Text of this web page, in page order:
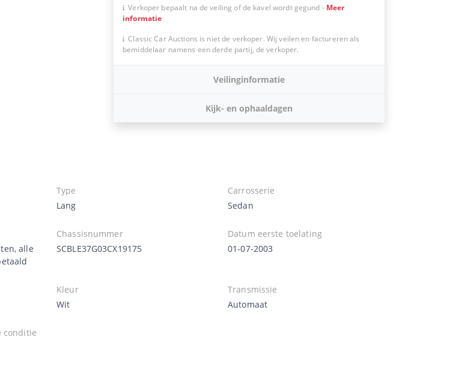
Verkoper bepaalt na de veiling of de kavel wordt gegund - Meer
informatie
Classic Car Auctions is niet de verkoper. Wij veilen en factureren als
bemiddelaar namens een derde partij, de verkoper.
Veilinginformatie
Kijk- en ophaaldagen
Type
Lang
Carrosserie
Sedan
alle
Chassisnummer
SCBLE37G03CX19175
Datum eerste toelating
01-07-2003
Kleur
Wit
Transmissie
Automaat
conditie